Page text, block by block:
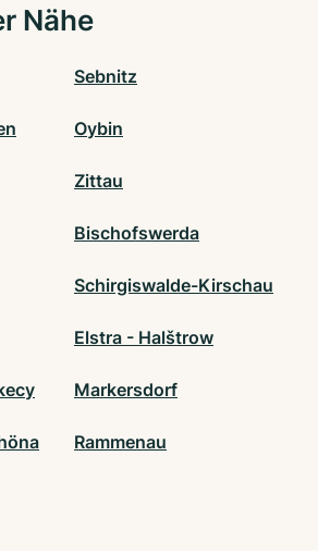
Nähe
Sebnitz
Oybin
Zittau
Bischofswerda
Schirgiswalde-Kirschau
Elstra - Halštrow
Markersdorf
Rammenau